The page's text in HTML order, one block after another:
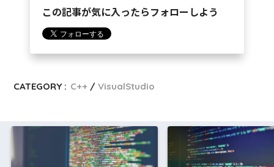
この記事が気に入ったらフォローしよう
CATEGORY : C++ VisualStudio